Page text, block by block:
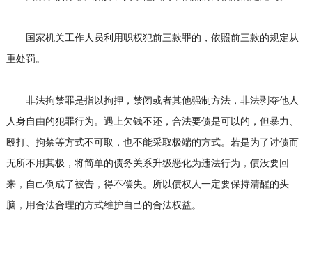
国家机关工作人员利用职权犯前三款罪的，依照前三款的规定从
重处罚。
非法拘禁罪是指以拘押，禁闭或者其他强制方法，非法剥夺他人
人身自由的犯罪行为。遇上欠钱不还，合法要债是可以的，但暴力、
殴打、拘禁等方式不可取，也不能采取极端的方式。若是为了讨债而
无所不用其极，将简单的债务关系升级恶化为违法行为，债没要回
来，自己倒成了被告，得不偿失。所以债权人一定要保持清醒的头
脑，用合法合理的方式维护自己的合法权益。